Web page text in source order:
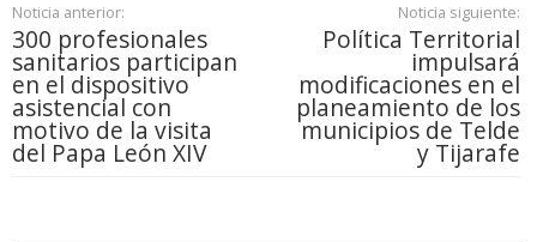
Noticia anterior:
300 profesionales
sanitarios participan
en el dispositivo
asistencial con
motivo de la visita
del Papa León XIV
Noticia siguiente:
Política Territorial
impulsará
modificaciones en el
planeamiento de los
municipios de Telde
y Tijarafe